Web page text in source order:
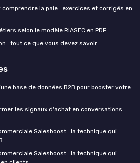
la paie : exercices et corrigés en
selon le modèle RIASEC en PDF
: tout ce que vous devez savoir
base de données B2B pour booster votre
les signaux d'achat en conversations
Salesboost : la technique qui
Salesboost : la technique qui